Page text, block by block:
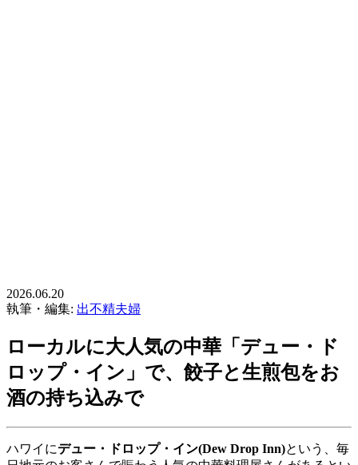
2026.06.20
執筆・編集: 出不精夫婦
ローカルに大人気の中華「デュー・ド
ロップ・イン」で、餃子と生煎包をお
酒の持ち込みで
ハワイにデュー・ドロップ・イン(Dew Drop Inn)という、毎